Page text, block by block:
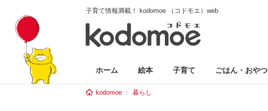
子育て情報満載！ kodomoe （コドモエ）web
ホーム 絵本 子育て ごはん・おやつ
kodomoe 暮らし